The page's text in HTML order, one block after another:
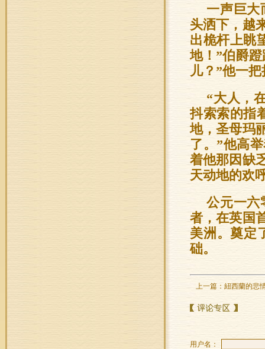
一声巨大
头洒下，越
出桅杆上眺
地！”伯爵
儿？”他一
“大人，
抖索索的指
地，圣母玛
了。”他高
着他那因缺
天动地的欢
公元一六
者，在英国
美洲。奠定
础。
上一篇： 紐西蘭的悲
用户名：